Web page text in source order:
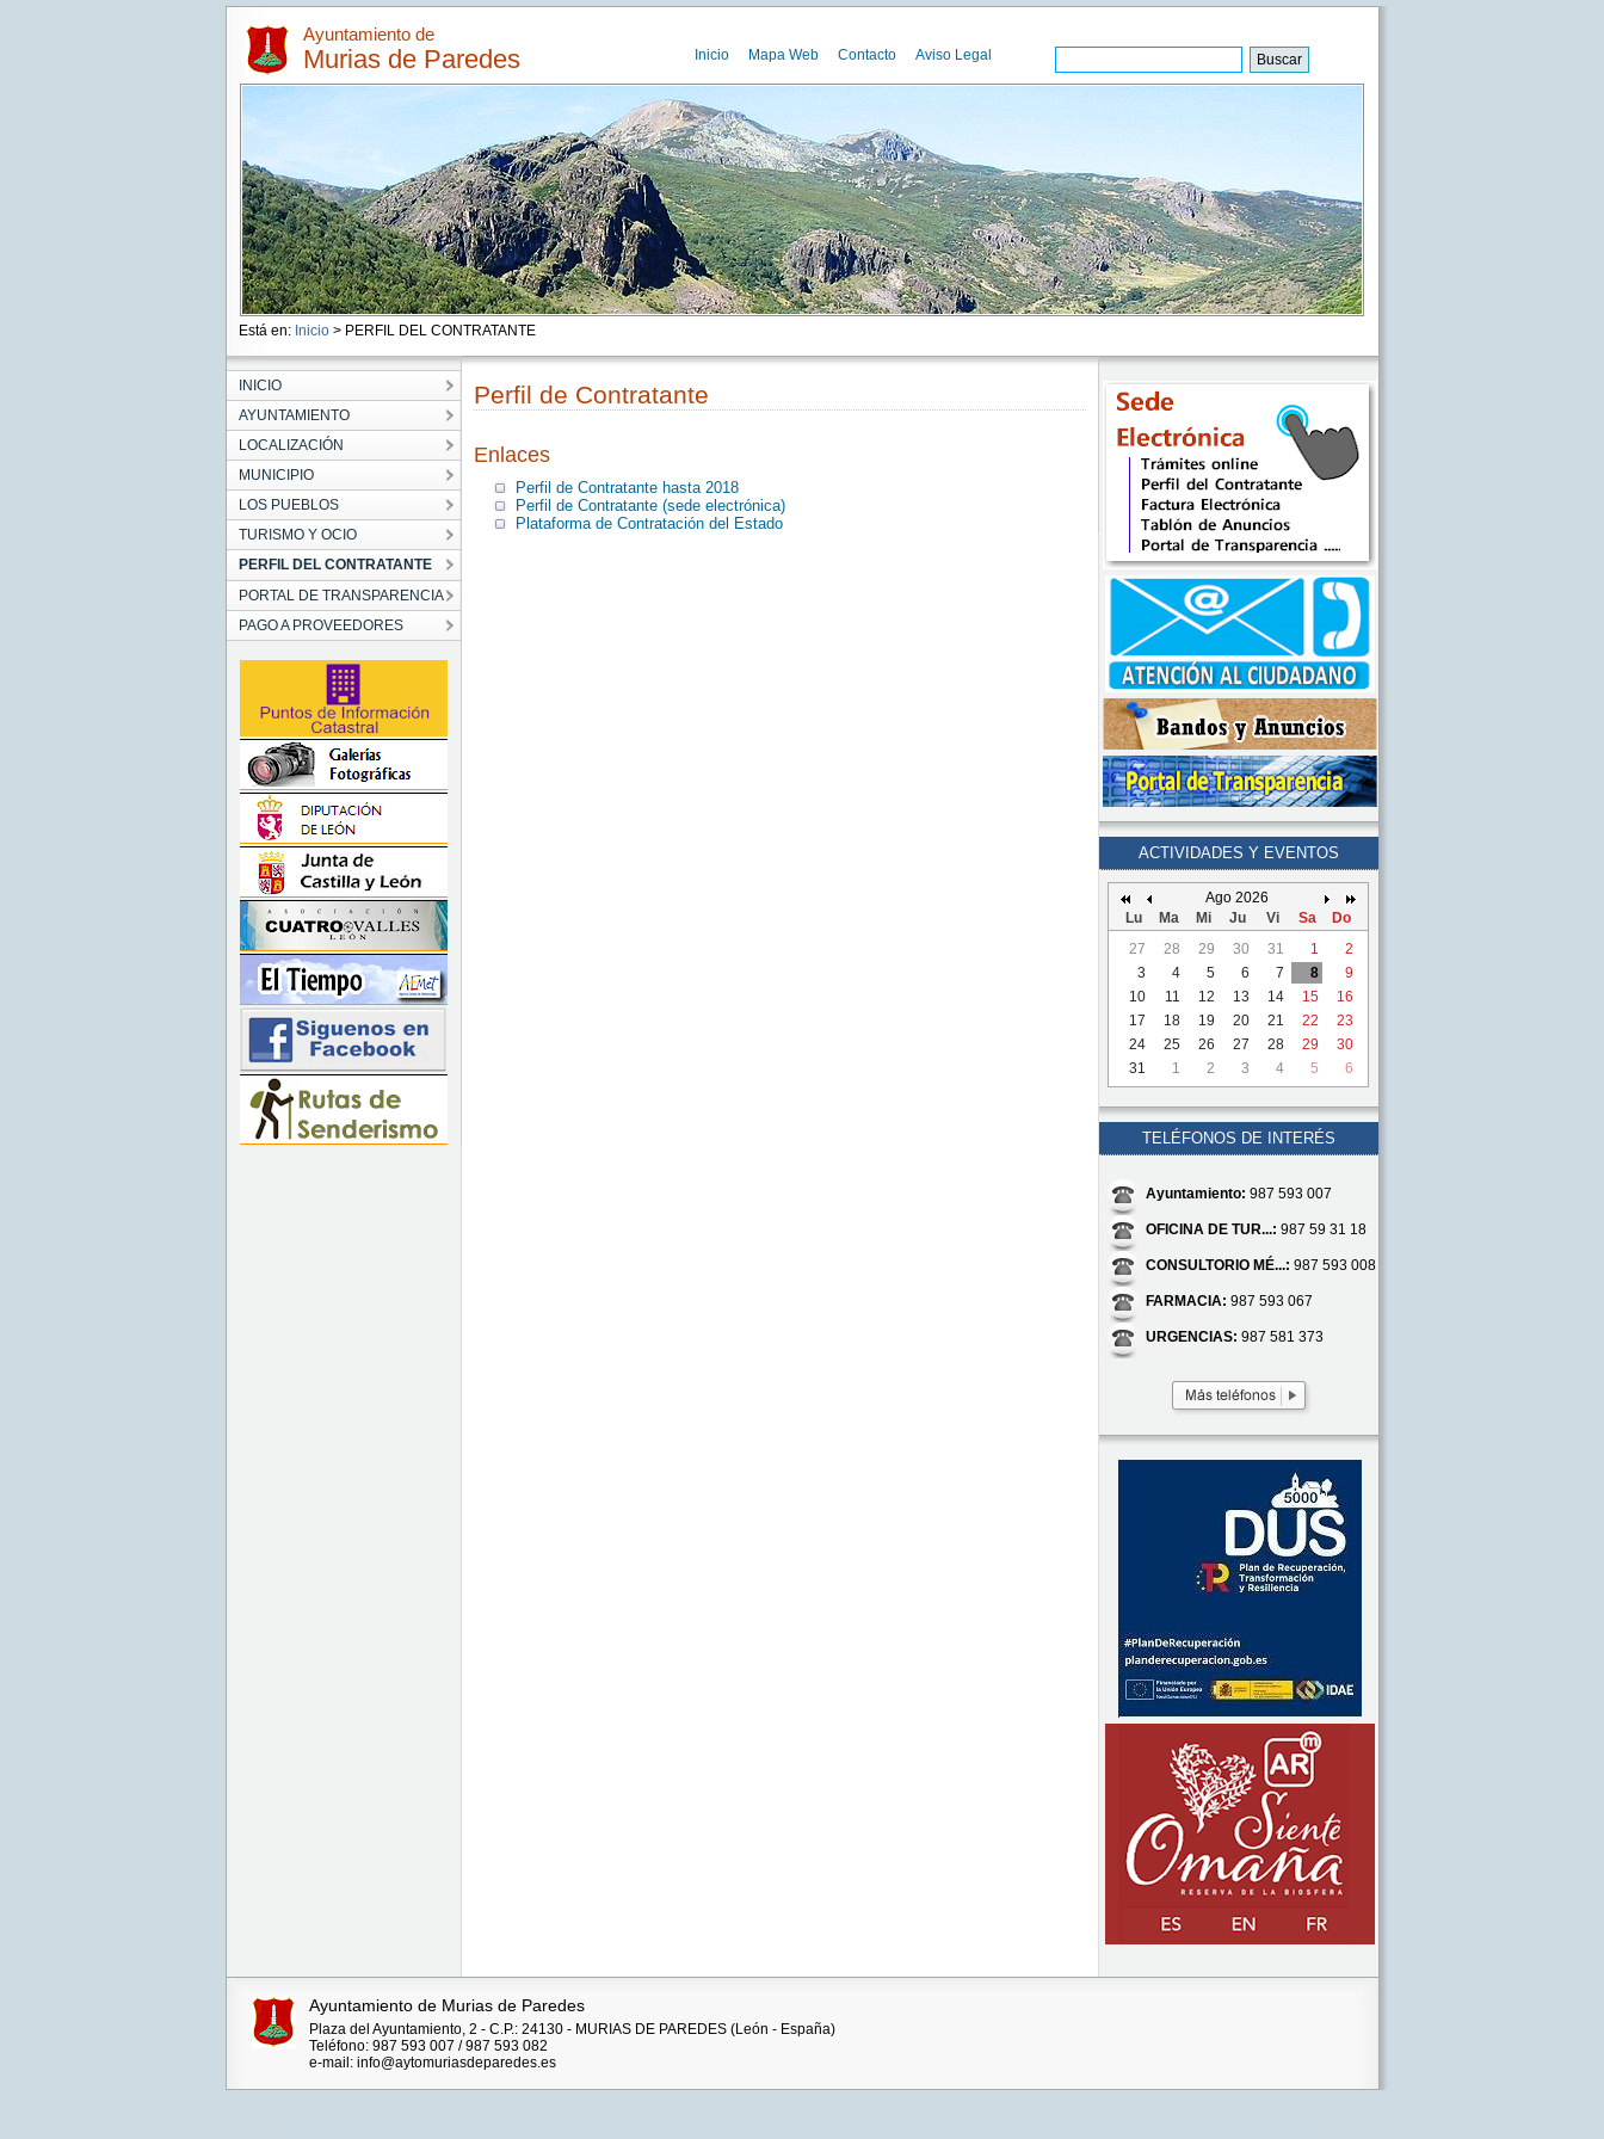
Ayuntamiento de
Murias de Paredes Inicio Mapa Web Contacto Aviso Legal
Está en: Inicio > PERFIL DEL CONTRATANTE
INICIO
AYUNTAMIENTO
LOCALIZACIÓN
MUNICIPIO
LOS PUEBLOS
TURISMO Y OCIO
PERFIL DEL CONTRATANTE
PORTAL DE TRANSPARENCIA
PAGO A PROVEEDORES
Perfil de Contratante
Enlaces
Perfil de Contratante hasta 2018
Perfil de Contratante (sede electrónica)
Plataforma de Contratación del Estado
ACTIVIDADES Y EVENTOS
Ago 2026
Lu
Ma Mi Ju Vi Sa
Do
27
28 29 30 31 1
2
3
4 5 6 7 8
9
10
11 12 13 14 15
16
17
18 19 20 21 22
23
24
25 26 27 28 29
30
31
1 2 3 4 5 6
TELÉFONOS DE INTERÉS
Ayuntamiento: 987 593 007
OFICINA DE TUR...: 987 59 31 18
CONSULTORIO MÉ...: 987 593 008
FARMACIA: 987 593 067
URGENCIAS: 987 581 373
Ayuntamiento de Murias de Paredes
Plaza del Ayuntamiento, 2 - C.P.: 24130 - MURIAS DE PAREDES (León - España)
Teléfono: 987 593 007 / 987 593 082
e-mail: info@aytomuriasdeparedes.es